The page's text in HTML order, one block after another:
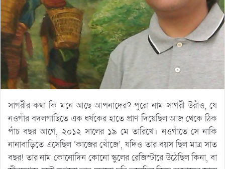
সাগরীর কথা কি মনে আছে আপনাদের? পুরো নাম সাগরী উরাঁও, যে
নওগাঁর বদলগাছিতে এক ধর্ষকের হাতে প্রাণ দিয়েছিল আজ থেকে ঠিক
পাঁচ বছর আগে, ২০১২ সালের ১৯ মে তারিখে। নওগাঁতে সে নাকি
নানাবাড়িতে এসেছিল ‘কাজের খোঁজে’, যদিও তার বয়স ছিল মাত্র সাত
বছর! তার নাম কোনোদিন কোনো স্কুলের রেজিস্টারে উঠেছিল কিনা, বা